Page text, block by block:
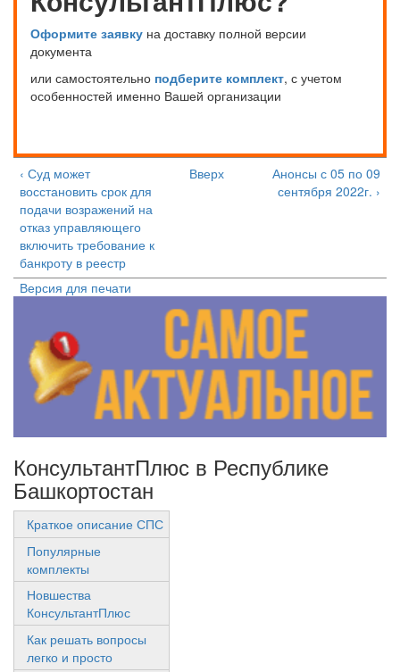
Оформите заявку на доставку полной версии
документа
или самостоятельно подберите комплект, с учетом
особенностей именно Вашей организации
‹ Суд может
восстановить срок для
подачи возражений на
отказ управляющего
включить требование к
банкроту в реестр
Вверх
Анонсы с 05 по 09
сентября 2022г. ›
Версия для печати
КонсультантПлюс в Республике
Башкортостан
Краткое описание СПС
Популярные
комплекты
Новшества
КонсультантПлюс
Как решать вопросы
легко и просто